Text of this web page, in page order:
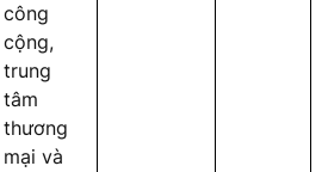
công
cộng,
trung
tâm
thương
mại và